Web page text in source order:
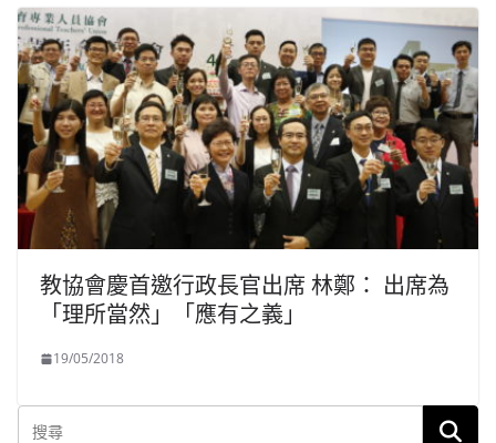
教協會慶首邀行政長官出席 林鄭： 出席為
「理所當然」「應有之義」
19/05/2018